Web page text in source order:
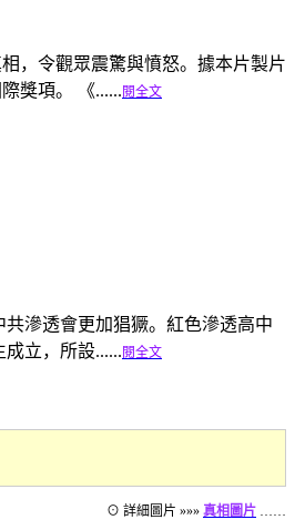
，令觀眾震驚與憤怒。據本片製片
獎項。 《...... 閱全文
滲透會更加猖獗。紅色滲透高中
立，所設...... 閱全文
⊙ 詳細圖片 »»» 真相圖片 ……